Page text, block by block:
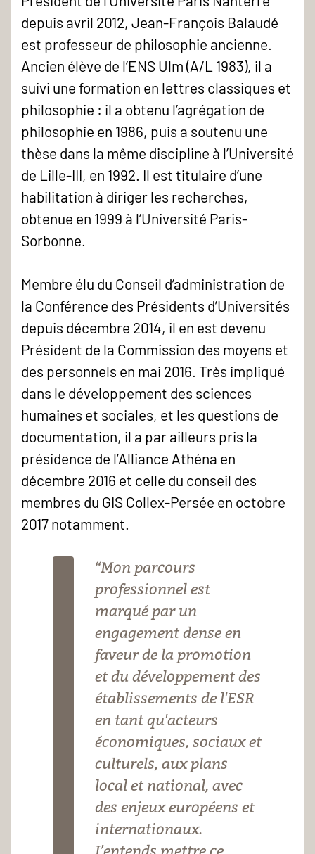
depuis avril 2012, Jean-François Balaudé
est professeur de philosophie ancienne.
Ancien élève de l’ENS Ulm (A/L 1983), il a
suivi une formation en lettres classiques et
philosophie : il a obtenu l’agrégation de
philosophie en 1986, puis a soutenu une
thèse dans la même discipline à l’Université
de Lille-III, en 1992. Il est titulaire d’une
habilitation à diriger les recherches,
obtenue en 1999 à l’Université Paris-
Sorbonne.
Membre élu du Conseil d’administration de
la Conférence des Présidents d’Universités
depuis décembre 2014, il en est devenu
Président de la Commission des moyens et
des personnels en mai 2016. Très impliqué
dans le développement des sciences
humaines et sociales, et les questions de
documentation, il a par ailleurs pris la
présidence de l’Alliance Athéna en
décembre 2016 et celle du conseil des
membres du GIS Collex-Persée en octobre
2017 notamment.
“Mon parcours
professionnel est
marqué par un
engagement dense en
faveur de la promotion
et du développement des
établissements de l'ESR
en tant qu'acteurs
économiques, sociaux et
culturels, aux plans
local et national, avec
des enjeux européens et
internationaux.